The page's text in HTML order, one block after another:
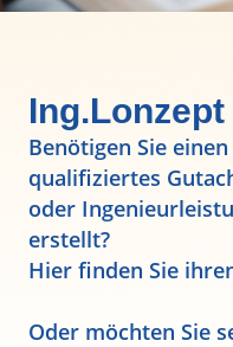
Ing.Lonzept
Benötigen Sie
qualifiziertes
oder
erstellt?
Hier finden Sie
Oder möchten Sie